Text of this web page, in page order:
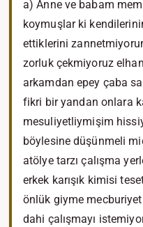
a) Anne ve babam
koymuşlar ki
ettiklerini
zorluk çekmiyoruz
arkamdan epey çaba
fikri bir yandan onlara
mesuliyetliymişim
böylesine düşünmeli
atölye tarzı çalışma
erkek karışık kimisi
önlük giyme
dahi çalışmayı